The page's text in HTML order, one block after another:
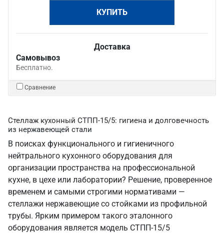
КУПИТЬ
Доставка
Самовывоз
Бесплатно.
Сравнение
Стеллаж кухонный СТПП-15/5: гигиена и долговечность
из нержавеющей стали
В поисках функционального и гигиеничного
нейтрального кухонного оборудования для
организации пространства на профессиональной
кухне, в цехе или лаборатории? Решение, проверенное
временем и самыми строгими нормативами —
стеллажи нержавеющие со стойками из профильной
трубы. Ярким примером такого эталонного
оборудования является модель СТПП-15/5